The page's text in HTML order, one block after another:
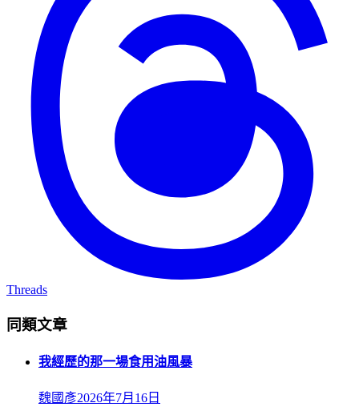
Threads
同類文章
我經歷的那一場食用油風暴
魏國彥2026年7月16日